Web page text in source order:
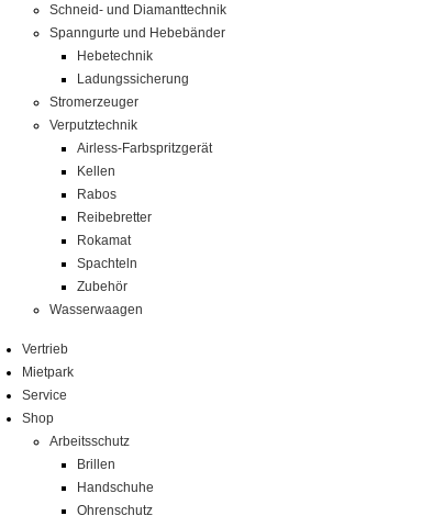
Schneid- und Diamanttechnik
Spanngurte und Hebebänder
Hebetechnik
Ladungssicherung
Stromerzeuger
Verputztechnik
Airless-Farbspritzgerät
Kellen
Rabos
Reibebretter
Rokamat
Spachteln
Zubehör
Wasserwaagen
Vertrieb
Mietpark
Service
Shop
Arbeitsschutz
Brillen
Handschuhe
Ohrenschutz